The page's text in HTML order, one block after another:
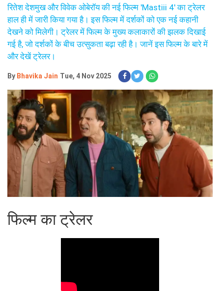
रितेश देशमुख और विवेक ओबेरॉय की नई फिल्म 'Mastiii 4' का ट्रेलर
हाल ही में जारी किया गया है। इस फिल्म में दर्शकों को एक नई कहानी
देखने को मिलेगी। ट्रेलर में फिल्म के मुख्य कलाकारों की झलक दिखाई
गई है, जो दर्शकों के बीच उत्सुकता बढ़ा रही है। जानें इस फिल्म के बारे में
और देखें ट्रेलर।
By Bhavika Jain Tue, 4 Nov 2025
फिल्म का ट्रेलर